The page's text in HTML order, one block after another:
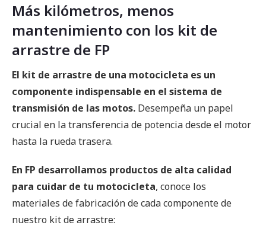
Más kilómetros, menos
mantenimiento con los kit de
arrastre de FP
El kit de arrastre de una motocicleta es un
componente indispensable en el sistema de
transmisión de las motos. Desempeña un papel
crucial en la transferencia de potencia desde el motor
hasta la rueda trasera.
En FP desarrollamos productos de alta calidad
para cuidar de tu motocicleta, conoce los
materiales de fabricación de cada componente de
nuestro kit de arrastre: